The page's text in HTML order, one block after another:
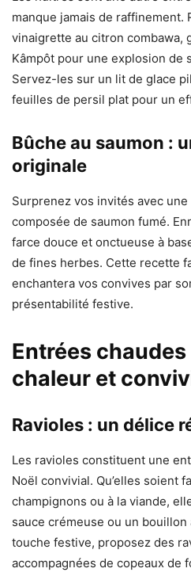
manque jamais de raffinement.
vinaigrette au citron combawa,
Kâmpôt pour une explosion de
Servez-les sur un lit de glace
feuilles de persil plat pour un
Bûche au saumon :
originale
Surprenez vos invités avec
composée de saumon fumé.
farce douce et onctueuse à
de fines herbes. Cette recette
enchantera vos convives par
présentabilité festive.
Entrées chaudes
chaleur et
Ravioles : un délice
Les ravioles constituent une
Noël convivial. Qu’elles soient
champignons ou à la viande,
sauce crémeuse ou un
touche festive, proposez des
accompagnées de copeaux de